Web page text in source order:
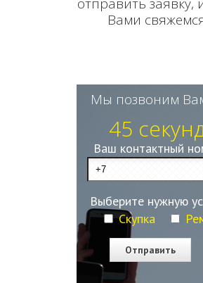
Вами
Мы позвоним
45
Ваш контактный
Выберите нужную
Скупка